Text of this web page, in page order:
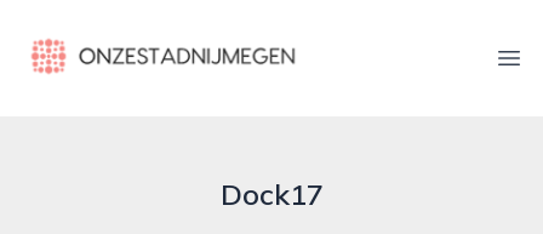
onzestadnijmegen.nl
Dock17